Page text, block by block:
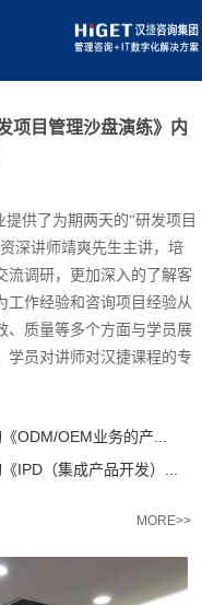
项目管理沙盘演练》内
供了为期两天的“研发项目
深讲师靖爽先生主讲，培
流调研，更加深入的了解客
工作经验和咨询项目经验从
、质量等多个方面与学员展
学员对讲师对汉捷课程的专
ODM/OEM业务的产...
IPD（集成产品开发）...
MORE>>